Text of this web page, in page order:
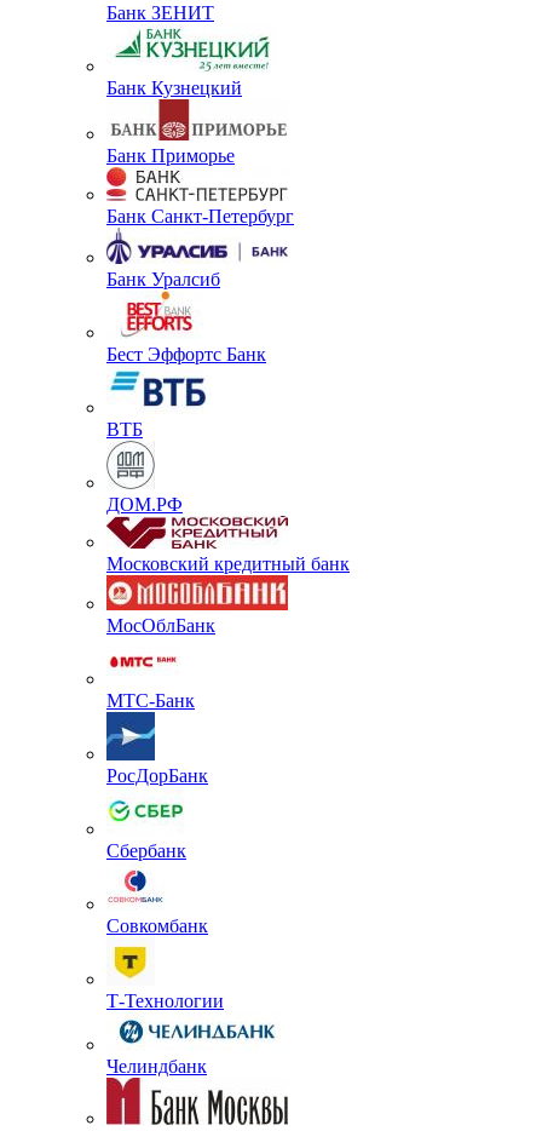
Банк ЗЕНИТ
Банк Кузнецкий
Банк Приморье
Банк Санкт-Петербург
Банк Уралсиб
Бест Эффортс Банк
ВТБ
ДОМ.РФ
Московский кредитный банк
МосОблБанк
МТС-Банк
РосДорБанк
Сбербанк
Совкомбанк
Т-Технологии
Челиндбанк